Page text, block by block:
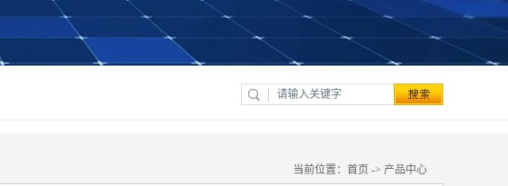
当前位置： 首页 -> 产品中心